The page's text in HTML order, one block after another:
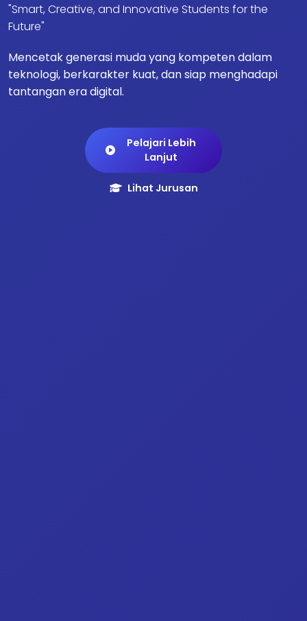
"Smart, Creative, and Innovative Students for the
Future"
Mencetak generasi muda yang kompeten dalam
teknologi, berkarakter kuat, dan siap menghadapi
tantangan era digital.
Pelajari Lebih
Lanjut
Lihat Jurusan